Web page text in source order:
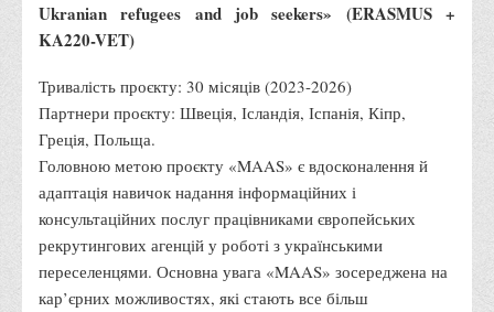
Антикорупційні заходи
Як розпізнати глорифікацію збройної агресії РФ проти
України та протистояти їй?
Правила безпеки під час війни
Соціальна реклама
Правила поведінки у разі виявлення вибухонебезпечних
предметів
Ukranian refugees and job seekers» (ERASMUS +
KA220-VET)
Тривалість проєкту: 30 місяців (2023-2026)
Партнери проєкту: Швеція, Ісландія, Іспанія, Кіпр,
Греція, Польща.
Головною метою проєкту «MAAS» є вдосконалення й
адаптація навичок надання інформаційних і
консультаційних послуг працівниками європейських
рекрутингових агенцій у роботі з українськими
переселенцями. Основна увага «MAAS» зосереджена на
кар’єрних можливостях, які стають все більш